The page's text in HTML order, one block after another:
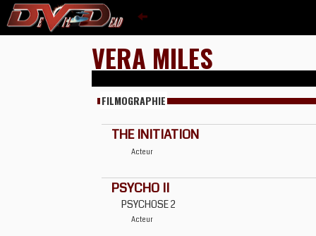
VERA MILES
FILMOGRAPHIE
THE INITIATION
Acteur
PSYCHO II
PSYCHOSE 2
Acteur